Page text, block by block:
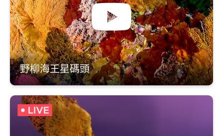
野柳海王星碼頭